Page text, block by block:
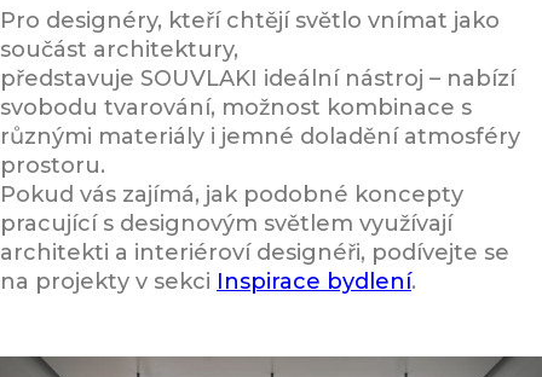
Pro designéry, kteří chtějí světlo vnímat jako
součást architektury,
představuje SOUVLAKI ideální nástroj – nabízí
svobodu tvarování, možnost kombinace s
různými materiály i jemné doladění atmosféry
prostoru.
Pokud vás zajímá, jak podobné koncepty
pracující s designovým světlem využívají
architekti a interiéroví designéři, podívejte se
na projekty v sekci Inspirace bydlení.